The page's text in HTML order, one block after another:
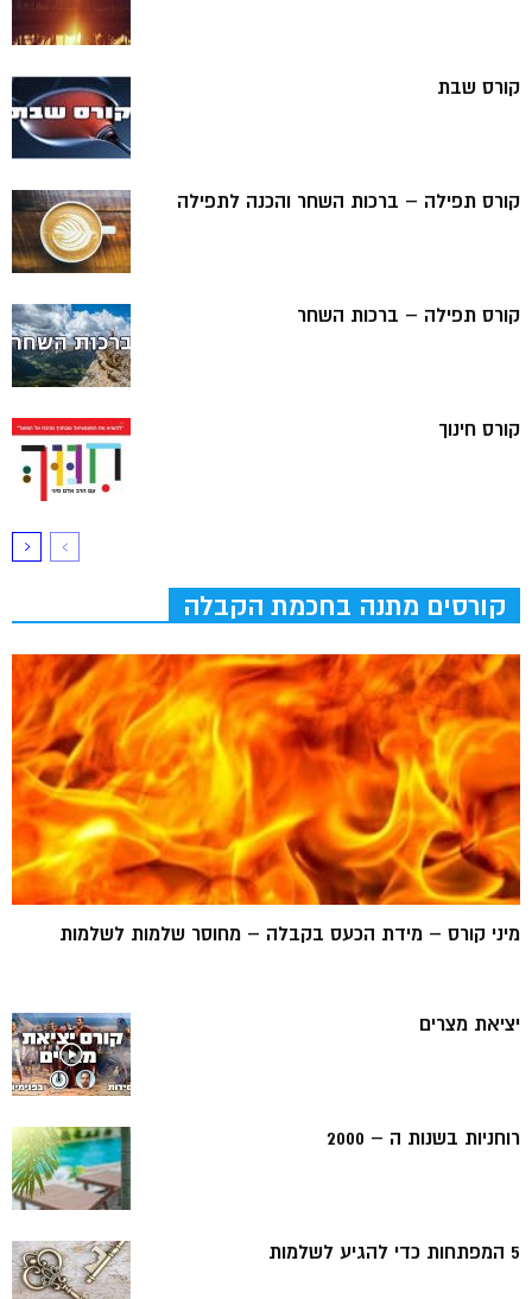
קורס שבת
קורס תפילה – ברכות השחר והכנה לתפילה
קורס תפילה – ברכות השחר
קורס חינוך
קורסים מתנה בחכמת הקבלה
מיני קורס – מידת הכעס בקבלה – מחוסר שלמות לשלמות
יציאת מצרים
רוחניות בשנות ה – 2000
5 המפתחות כדי להגיע לשלמות